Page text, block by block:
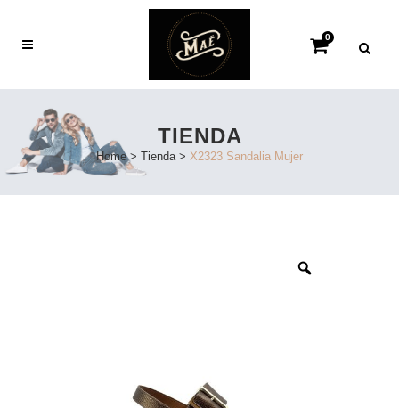
0
TIENDA
Home> Tienda> X2323 Sandalia Mujer